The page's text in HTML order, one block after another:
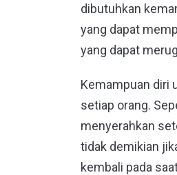
dibutuhkan
yang dapat
yang dapat
Kemampuan diri
setiap orang.
menyerahkan
tidak demikian
kembali pada